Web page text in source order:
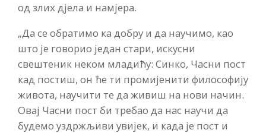
од злих дјела и намјера.
„Да се обратимо ка добру и да научимо, као
што је говорио један стари, искусни
свештеник неком младићу: Синко, Часни пост
кад постиш, он ће ти промијенити философију
живота, научити те да живиш на нови начин.
Овај Часни пост би требао да нас научи да
будемо уздржљиви увијек, и када је пост и